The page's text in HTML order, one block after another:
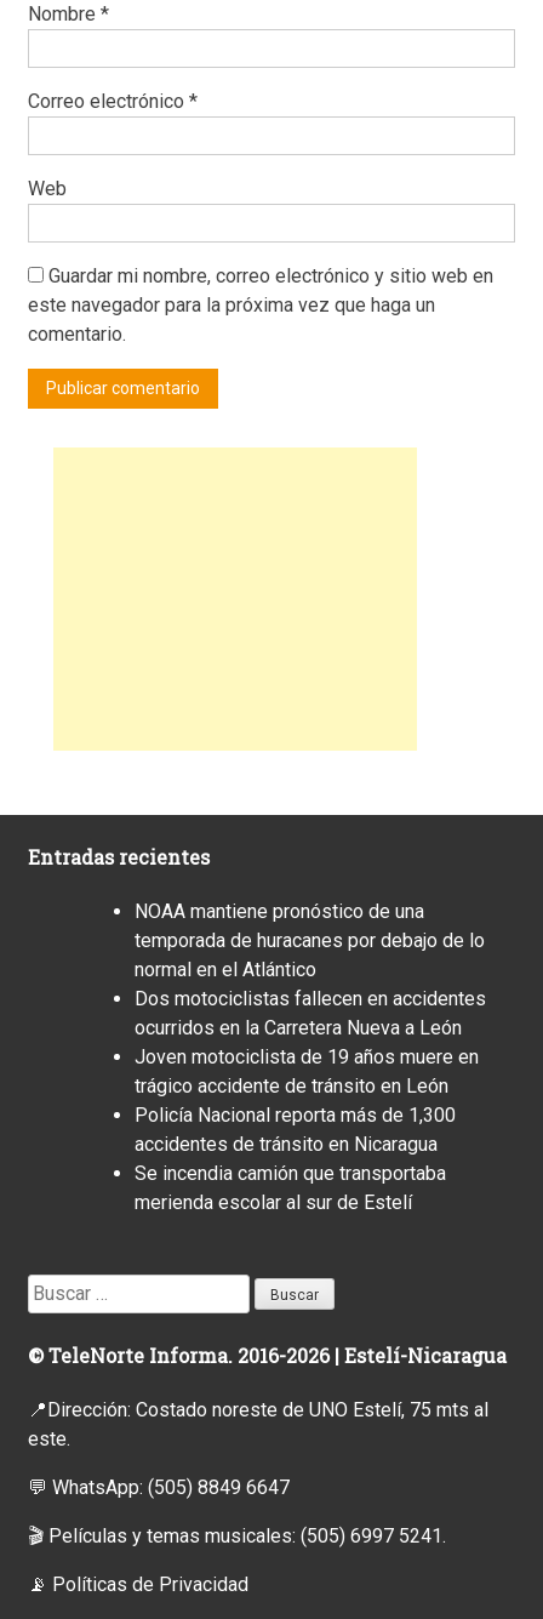
Nombre *
Correo electrónico *
Web
Guardar mi nombre, correo electrónico y sitio web en
este navegador para la próxima vez que haga un
comentario.
Entradas recientes
NOAA mantiene pronóstico de una
temporada de huracanes por debajo de lo
normal en el Atlántico
Dos motociclistas fallecen en accidentes
ocurridos en la Carretera Nueva a León
Joven motociclista de 19 años muere en
trágico accidente de tránsito en León
Policía Nacional reporta más de 1,300
accidentes de tránsito en Nicaragua
Se incendia camión que transportaba
merienda escolar al sur de Estelí
Buscar:
© TeleNorte Informa. 2016-2026 | Estelí-Nicaragua
📍Dirección: Costado noreste de UNO Estelí, 75 mts al
este.
💬 WhatsApp: (505) 8849 6647
🎬 Películas y temas musicales: (505) 6997 5241.
📡 Políticas de Privacidad